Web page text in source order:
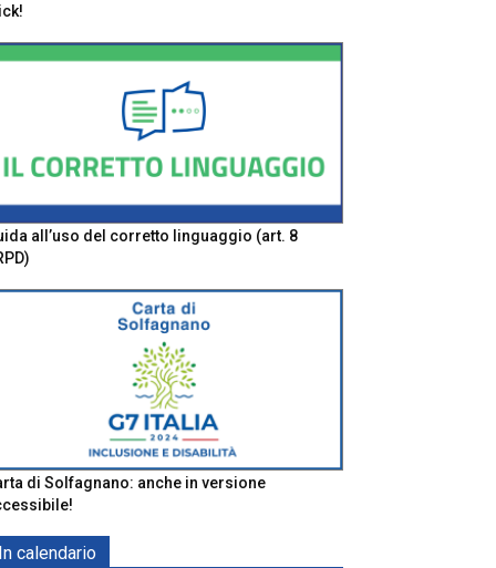
all’uso del corretto linguaggio (art. 8
di Solfagnano: anche in versione
In calendario